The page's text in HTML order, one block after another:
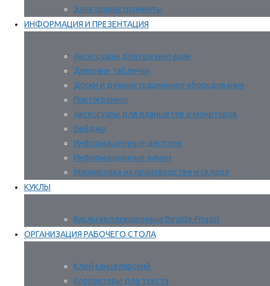
Электроинструменты
ИНФОРМАЦИЯ И ПРЕЗЕНТАЦИЯ
Аксессуары для презентации
Дверные таблички
Доски и демонстрационное оборудование
Пиктограммы
Аксессуары для планшетов и мониторов
Бейджи
Информационные дисплеи
Информационные рамки
Маркировка на производстве и складе
КУКЛЫ
Куклы коллекционные Birgitte Frigast
ОРГАНИЗАЦИЯ РАБОЧЕГО СТОЛА
Клей канцелярский
Корректоры для текста